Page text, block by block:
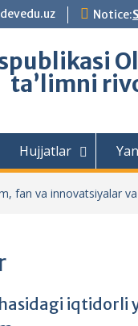
Notice:
taʼlimni
Hujjatlar
fan va innovatsiyalar
iqtidorli